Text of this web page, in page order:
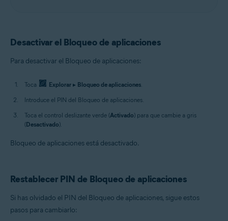
Desactivar el Bloqueo de aplicaciones
Para desactivar el Bloqueo de aplicaciones:
Toca Explorar ▸ Bloqueo de aplicaciones.
Introduce el PIN del Bloqueo de aplicaciones.
Toca el control deslizante verde (Activado) para que cambie a gris
(Desactivado).
Bloqueo de aplicaciones está desactivado.
Restablecer PIN de Bloqueo de aplicaciones
Si has olvidado el PIN del Bloqueo de aplicaciones, sigue estos
pasos para cambiarlo: